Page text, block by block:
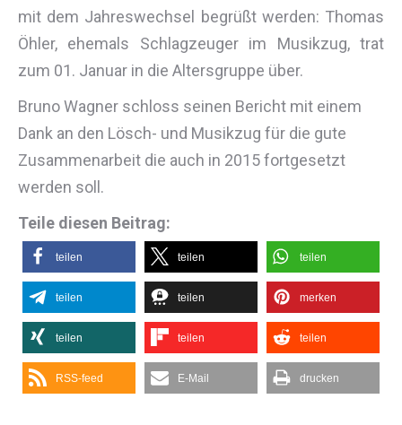
mit dem Jahreswechsel begrüßt werden: Thomas
Öhler, ehemals Schlagzeuger im Musikzug, trat
zum 01. Januar in die Altersgruppe über.
Bruno Wagner schloss seinen Bericht mit einem
Dank an den Lösch- und Musikzug für die gute
Zusammenarbeit die auch in 2015 fortgesetzt
werden soll.
Teile diesen Beitrag:
teilen teilen teilen
teilen teilen merken
teilen teilen teilen
RSS-feed E-Mail drucken